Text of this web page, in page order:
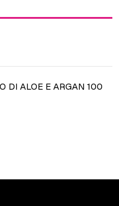
DI ALOE E ARGAN 100